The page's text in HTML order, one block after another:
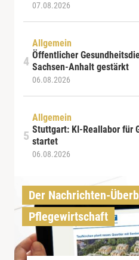
07.08.2026
Allgemein
Öffentlicher
Sachsen-Anhalt gestärkt
06.08.2026
Allgemein
Stuttgart: KI-Reallabor für
startet
06.08.2026
Der Nachrichten-
Pflegewirtschaft